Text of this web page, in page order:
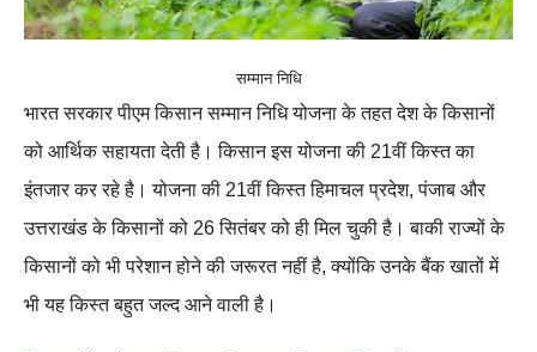
सम्मान निधि
भारत सरकार पीएम किसान सम्मान निधि योजना के तहत देश के किसानों
को आर्थिक सहायता देती है। किसान इस योजना की 21वीं किस्त का
इंतजार कर रहे है। योजना की 21वीं किस्त हिमाचल प्रदेश, पंजाब और
उत्तराखंड के किसानों को 26 सितंबर को ही मिल चुकी है। बाकी राज्यों के
किसानों को भी परेशान होने की जरूरत नहीं है, क्योंकि उनके बैंक खातों में
भी यह किस्त बहुत जल्द आने वाली है।